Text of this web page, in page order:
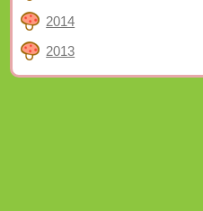
2014
2013